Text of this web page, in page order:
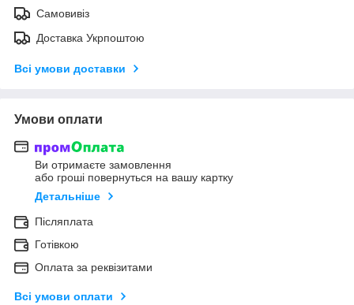
Самовивіз
Доставка Укрпоштою
Всі умови доставки
Умови оплати
Ви отримаєте замовлення
або гроші повернуться на вашу картку
Детальніше
Післяплата
Готівкою
Оплата за реквізитами
Всі умови оплати